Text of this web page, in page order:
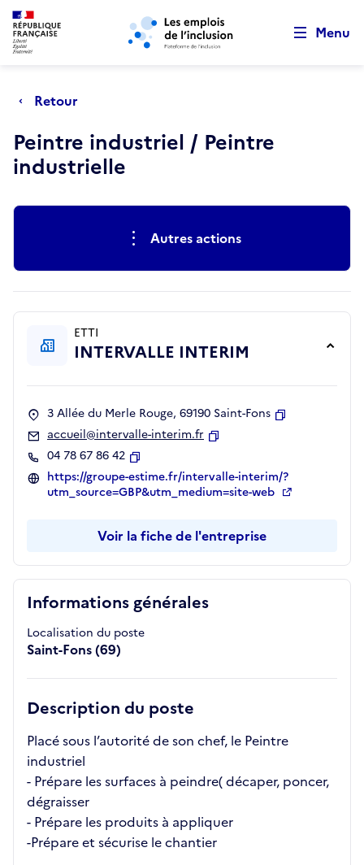
Aller au menu principal Aller au contenu principal
Menu
Retour
Peintre industriel / Peintre
industrielle
Actions rapidesAutres actions
Informations générales
Localisation du poste
Saint-Fons (69)
Description du poste
Placé sous l’autorité de son chef, le Peintre
industriel
- Prépare les surfaces à peindre( décaper, poncer,
dégraisser
- Prépare les produits à appliquer
-Prépare et sécurise le chantier
ETTI
INTERVALLE INTERIM
3 Allée du Merle Rouge, 69190 Saint-Fons
accueil@intervalle-interim.fr
04 78 67 86 42
Copier
https://groupe-estime.fr/intervalle-interim/?
utm_source=GBP&utm_medium=site-web
Voir la fiche de l'entreprise
Retour au début de la page
Panneau de gestion des cookies